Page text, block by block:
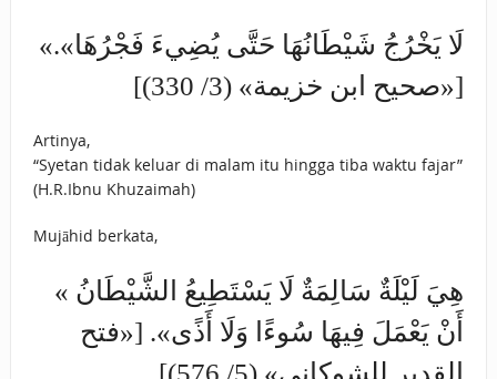
«لَا يَخْرُجُ شَيْطَانُهَا حَتَّى يُضِيءَ فَجْرُهَا».
[«صحيح ابن خزيمة» (3/ 330)]
Artinya,
“Syetan tidak keluar di malam itu hingga tiba waktu fajar”
(H.R.Ibnu Khuzaimah)
Mujāhid berkata,
« هِيَ لَيْلَةٌ سَالِمَةٌ لَا يَسْتَطِيعُ الشَّيْطَانُ
أَنْ يَعْمَلَ فِيهَا سُوءًا وَلَا أَذًى». [«فتح